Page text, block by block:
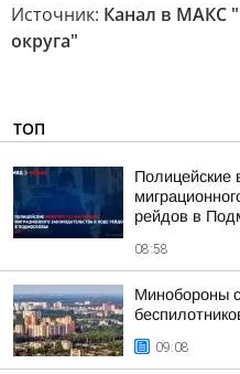
Источник: Канал в МАКС
округа"
ТОП
Полицейские
рейдов в
08:58
Минобороны
09:08